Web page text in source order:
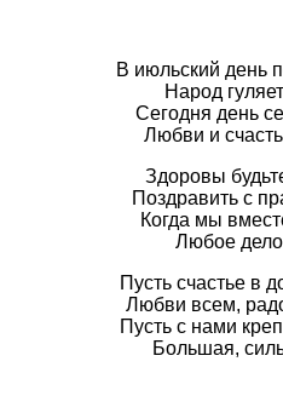
В июльский день
Народ
Сегодня день
Любви и
Здоровы
Поздравить с
Когда мы
Любое дело
Пусть счастье в
Любви всем,
Пусть с нами
Большая,